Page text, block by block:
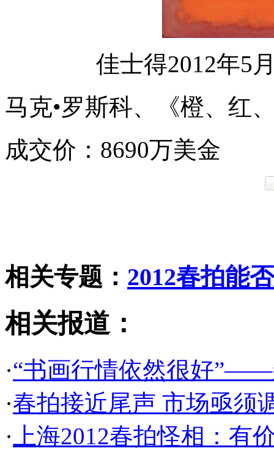
佳士得2012年5
马克•罗斯科、《橙、红
成交价：8690万美金
相关专题： 2012春拍能
相关报道：
·“书画行情依然很好
·春拍接近尾声 市场亟须
· 上海2012春拍怪相：有